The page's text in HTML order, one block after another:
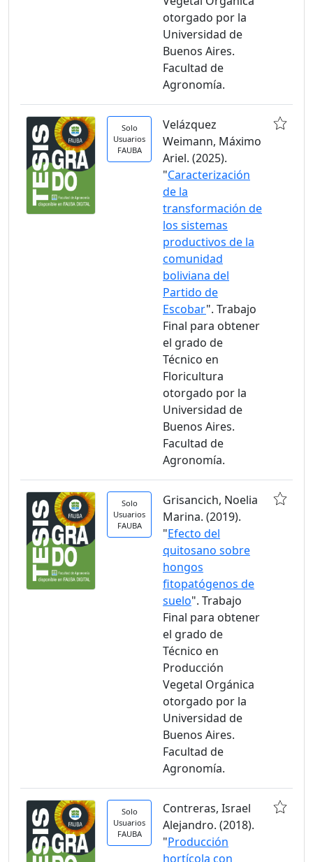
otorgado por la
Universidad de
Buenos Aires.
Facultad de
Agronomía.
Solo
Usuarios
FAUBA
Velázquez
Weimann, Máximo
Ariel. (2025).
"Caracterización
de la
transformación de
los sistemas
productivos de la
comunidad
boliviana del
Partido de
Escobar". Trabajo
Final para obtener
el grado de
Técnico en
Floricultura
otorgado por la
Universidad de
Buenos Aires.
Facultad de
Agronomía.
Solo
Usuarios
FAUBA
Grisancich, Noelia
Marina. (2019).
"Efecto del
quitosano sobre
hongos
fitopatógenos de
suelo". Trabajo
Final para obtener
el grado de
Técnico en
Producción
Vegetal Orgánica
otorgado por la
Universidad de
Buenos Aires.
Facultad de
Agronomía.
Solo
Usuarios
FAUBA
Contreras, Israel
Alejandro. (2018).
"Producción
hortícola con